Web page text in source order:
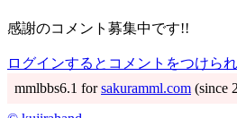
感謝のコメント募集中です!!
ログインするとコメントをつけられ
mmlbbs6.1 forsakuramml.com (since